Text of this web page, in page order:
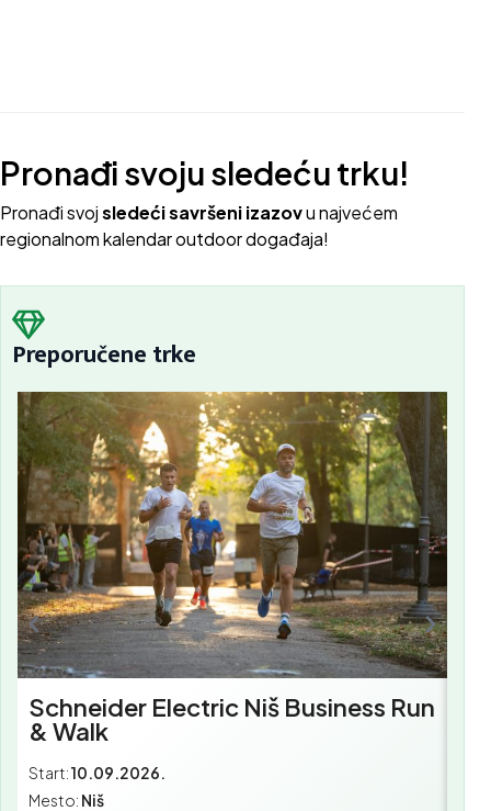
Pronađi svoju sledeću trku!
Pronađi svojsledeći savršeni izazovu najvećem
regionalnom kalendar outdoor događaja!
Preporučene trke
Schneider Electric Niš Business Run
& Walk
Start:10.09.2026.
Mesto: Niš